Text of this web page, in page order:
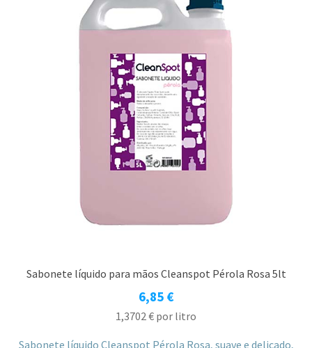
Sabonete líquido para mãos Cleanspot Pérola Rosa 5lt
6,85 €
1,3702€ por litro
Sabonete líquido Cleanspot Pérola Rosa, suave e delicado,